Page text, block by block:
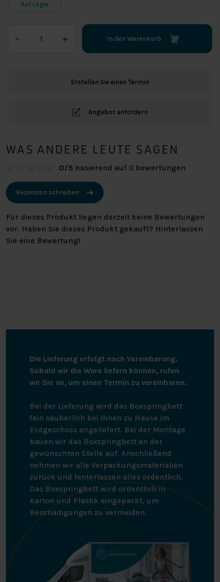
Auf Lager
–
1000
+ In den Warenkorb
Erstellen Sie einen Termin
Angebot anfordern
WAS ANDERE LEUTE SAGEN
0/5 basierend auf 0 bewertungen
Rezension schreiben
Für dieses Produkt liegen derzeit keine Bewertungen
vor. Haben Sie dieses Produkt gekauft? Hinterlassen
Sie eine Bewertung!
Die Lieferung erfolgt nach Vereinbarung.
Sobald wir die Ware liefern können, rufen
wir Sie an, um einen Termin zu vereinbaren.
Bei der Lieferung wird das Boxspringbett
fein säuberlich bei Ihnen zu Hause im
Erdgeschoss angeliefert. Bei der Montage
bauen wir das Boxspringbett an der
gewünschten Stelle auf. Anschließend
nehmen wir alle Verpackungsmaterialien
zurück und hinterlassen alles ordentlich.
Das Boxspringbett wird ordentlich in
Karton und Plastik eingepackt, um
Beschädigungen zu vermeiden.